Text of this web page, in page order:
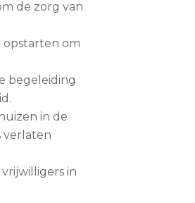
de zorg van
opstarten om
begeleiding
in de
verlaten
in